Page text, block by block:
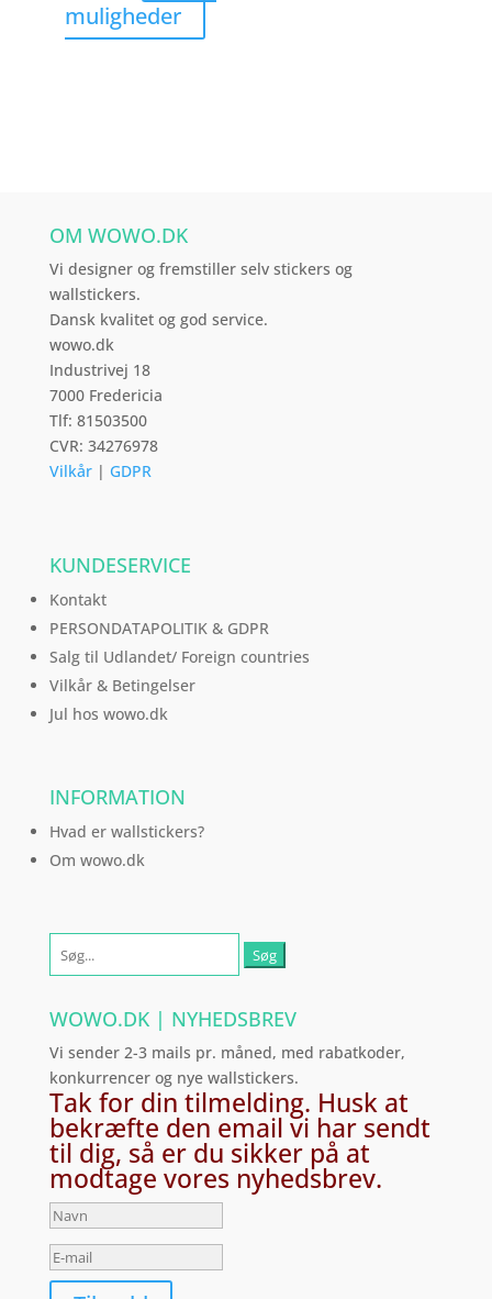
muligheder
vare
varesiden
OM WOWO.DK
Vi designer og fremstiller selv stickers og
wallstickers.
Dansk kvalitet og god service.
wowo.dk
Industrivej 18
7000 Fredericia
Tlf: 81503500
CVR: 34276978
Vilkår| GDPR
KUNDESERVICE
Kontakt
PERSONDATAPOLITIK & GDPR
Salg til Udlandet/ Foreign countries
Vilkår & Betingelser
Jul hos wowo.dk
INFORMATION
Hvad er wallstickers?
Om wowo.dk
efter:
WOWO.DK | NYHEDSBREV
Vi sender 2-3 mails pr. måned, med rabatkoder,
konkurrencer og nye wallstickers.
Tak for din tilmelding. Husk at
bekræfte den email vi har sendt
til dig, så er du sikker på at
modtage vores nyhedsbrev.